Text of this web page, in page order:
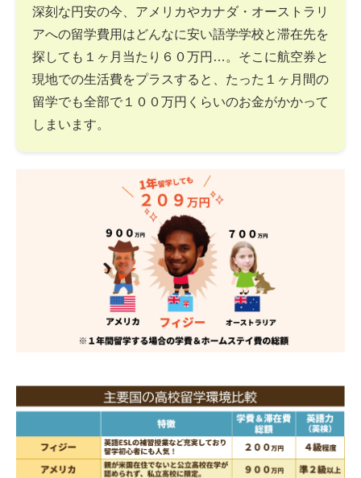
深刻な円安の今、アメリカやカナダ・オーストラリ
アへの留学費用はどんなに安い語学学校と滞在先を
探しても１ヶ月当たり６０万円…。そこに航空券と
現地での生活費をプラスすると、たった１ヶ月間の
留学でも全部で１００万円くらいのお金がかかって
しまいます。